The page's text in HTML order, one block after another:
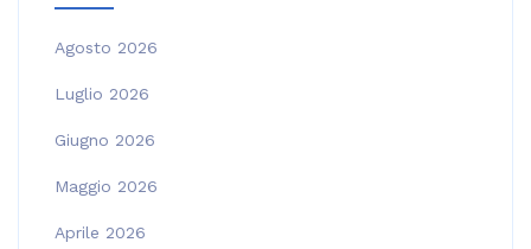
Agosto 2026
Luglio 2026
Giugno 2026
Maggio 2026
Aprile 2026